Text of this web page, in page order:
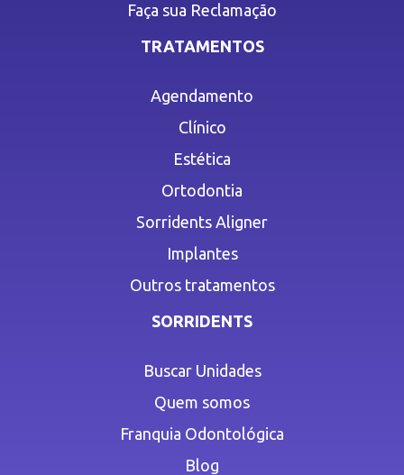
Faça sua Reclamação
TRATAMENTOS
Agendamento
Clínico
Estética
Ortodontia
Sorridents Aligner
Implantes
Outros tratamentos
SORRIDENTS
Buscar Unidades
Quem somos
Franquia Odontológica
Blog